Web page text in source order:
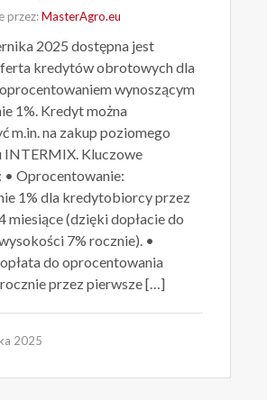
przez:MasterAgro.eu
2025 dostępna jest
kredytów obrotowych dla
wynoszącym
1%. Kredyt można
m.in. na zakup poziomego
INTERMIX. Kluczowe
• Oprocentowanie:
1% dla kredytobiorcy przez
miesiące (dzięki dopłacie do
7% rocznie). •
do oprocentowania
przez pierwsze […]
2025